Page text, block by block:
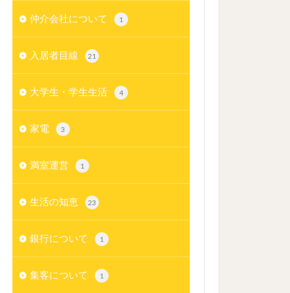
仲介会社について 1
入居者目線 21
大学生・学生生活 4
家電 3
満室運営 1
生活の知恵 23
銀行について 1
集客について 1